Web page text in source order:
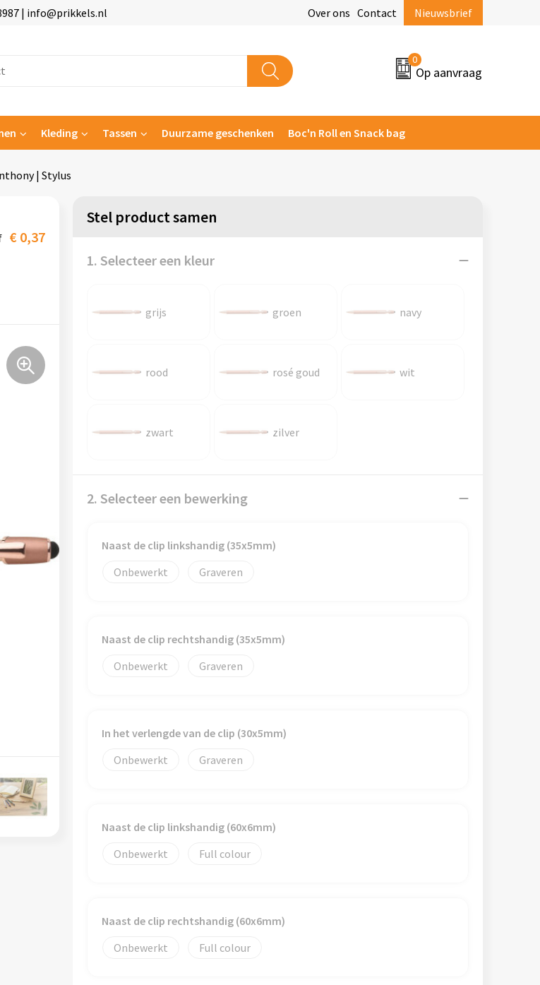
| info@prikkels.nl Over ons Contact Nieuwsbrief
0
Op aanvraag
Kleding Tassen Duurzame geschenken Boc'n Roll en Snack bag
| Stylus
€ 0,37
Stel product samen
1. Selecteer een kleur
grijs groen navy
rood rosé goud wit
zwart zilver
2. Selecteer een bewerking
Naast de clip linkshandig (35x5mm)
Onbewerkt
Graveren
Naast de clip rechtshandig (35x5mm)
Onbewerkt
Graveren
In het verlengde van de clip (30x5mm)
Onbewerkt
Graveren
Naast de clip linkshandig (60x6mm)
Onbewerkt
Full colour
Naast de clip rechtshandig (60x6mm)
Onbewerkt
Full colour